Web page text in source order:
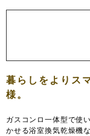
ガスコンロ一体型で使
かせる浴室換気乾燥機な